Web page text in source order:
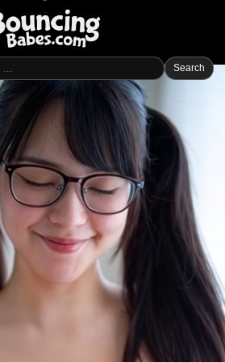
Search